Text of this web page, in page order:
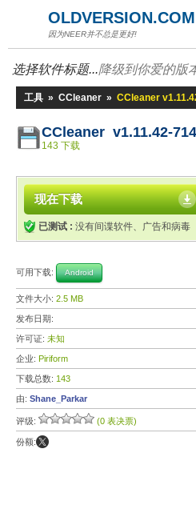
OLDVERSION.COM
因为NEER并不总是更好!
选择软件标题...降级到你爱的版
工具 » CCleaner » CCleaner
CCleaner v1.11.42-
143 下载
现在下载
已测试 : 没有间谍软件、广告和病毒
可用下载: Android
文件大小: 2.5 MB
发布日期:
许可证: 未知
企业: Piriform
下载总数: 143
由: Shane_Parkar
评级: (0 表决票)
份额: